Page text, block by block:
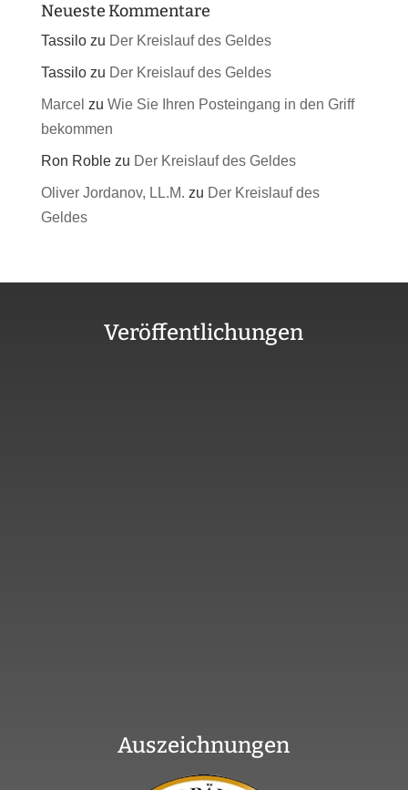
Neueste Kommentare
Tassilozu Der Kreislauf des Geldes
Tassilozu Der Kreislauf des Geldes
Marcel zu Wie Sie Ihren Posteingang in den Griff
bekommen
Ron Roblezu Der Kreislauf des Geldes
Oliver Jordanov, LL.M. zu Der Kreislauf des
Geldes
Veröffentlichungen
Auszeichnungen